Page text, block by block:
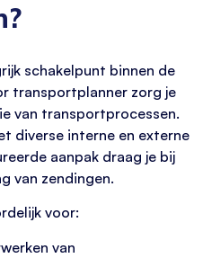
schakelpunt binnen de
transportplanner zorg je
van transportprocessen.
diverse interne en externe
aanpak draag je bij
van zendingen.
voor:
van